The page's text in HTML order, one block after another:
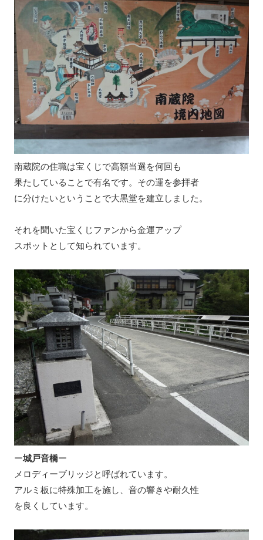
南蔵院の住職は宝くじで高額当選を何回も
果たしていることで有名です。その運を参拝者
に分けたいということで大黒堂を建立しました。
それを聞いた宝くじファンから金運アップ
スポットとして知られています。
ー城戸音橋ー
メロディーブリッジと呼ばれています。
アルミ板に特殊加工を施し、音の響きや耐久性
を良くしています。